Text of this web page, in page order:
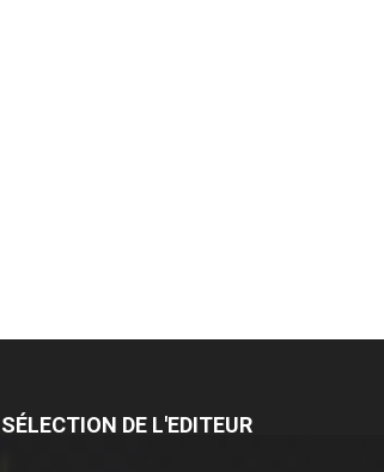
SÉLECTION DE L'EDITEUR